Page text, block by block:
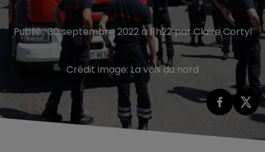
Publié : 30 septembre 2022 à 11h22 par Claire Cortyl
Crédit image:La voix du nord